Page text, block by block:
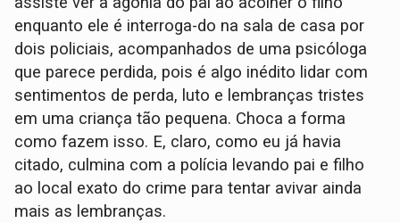
enquanto ele é interroga-do na sala de casa por
dois policiais, acompanhados de uma psicóloga
que parece perdida, pois é algo inédito lidar com
sentimentos de perda, luto e lembranças tristes
em uma criança tão pequena. Choca a forma
como fazem isso. E, claro, como eu já havia
citado, culmina com a polícia levando pai e filho
ao local exato do crime para tentar avivar ainda
mais as lembranças.